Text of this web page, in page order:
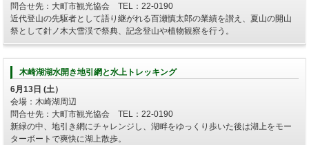
問合せ先：大町市観光協会 TEL：22-0190
近代登山の先駆者として語り継がれる百瀬慎太郎の業績を讃え、夏山の開山
祭として針ノ木大雪渓で祭典、記念登山や植物観察を行う。
木崎湖湖水開き地引網と水上トレッキング
6月13日 (土）
会場：木崎湖周辺
問合せ先：大町市観光協会 TEL：22-0190
新緑の中、地引き網にチャレンジし、湖畔をゆっくり歩いた後は湖上をモー
ターボートで爽快に湖上散歩。